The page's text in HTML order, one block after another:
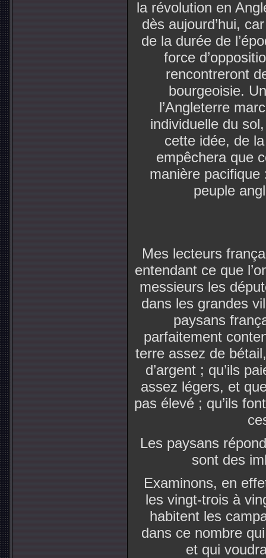
la révolution en
dès aujourd’hui,
de la durée de
force
rencontreront
bourgeoisie.
l’Angleterre
individuelle du
cette idée, de
empêchera que
manière
peuple
Mes lecteurs
entendant ce que
messieurs les
dans les grandes
paysans
parfaitement
terre assez de
d’argent ; qu’ils
assez légers, et
pas élevé ; qu’ils
Les paysans
sont des
Examinons, en
les vingt-trois à
habitent les
dans ce nombre
et qui